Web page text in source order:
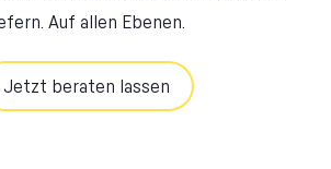
Auf allen Ebenen.
Jetzt beraten lassen